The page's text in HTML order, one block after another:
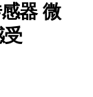
器 微
受